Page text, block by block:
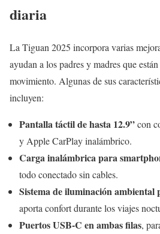
diaria
La Tiguan 2025 incorpora varias
ayudan a los padres y madres que
movimiento. Algunas de sus
incluyen:
Pantalla táctil de hasta 12.9”con
y Apple CarPlay inalámbrico.
Carga inalámbrica para
todo conectado sin cables.
Sistema de iluminación ambiental
aporta confort durante los viajes
Puertos USB-C en ambas filas,